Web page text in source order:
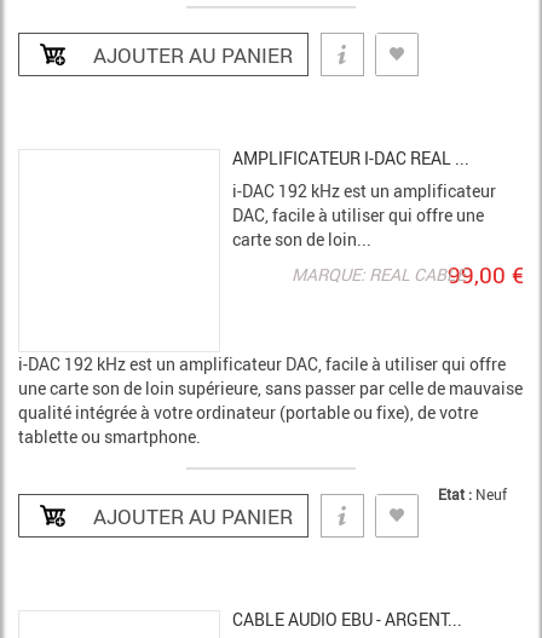
AMPLIFICATEUR I-DAC REAL ...
i-DAC 192 kHz est un amplificateur
DAC, facile à utiliser qui offre une
carte son de loin...
MARQUE: REAL CABLE99,00 €
i-DAC 192 kHz est un amplificateur DAC, facile à utiliser qui offre
une carte son de loin supérieure, sans passer par celle de mauvaise
qualité intégrée à votre ordinateur (portable ou fixe), de votre
tablette ou smartphone.
Etat :Neuf
CABLE AUDIO EBU - ARGENT...